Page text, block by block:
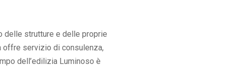
delle strutture e delle proprie
offre servizio di consulenza,
dell’edilizia Luminoso è